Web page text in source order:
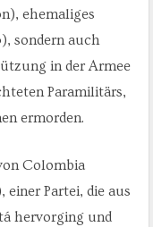
ehemaliges
sondern auch
in der Armee
Paramilitärs,
ermorden.
Colombia
Partei, die aus
hervorging und